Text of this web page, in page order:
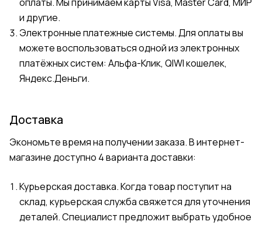
и другие.
Электронные платежные системы. Для оплаты вы
можете воспользоваться одной из электронных
платёжных систем: Альфа-Клик, QIWI кошелек,
Яндекс.Деньги.
Доставка
Экономьте время на получении заказа. В интернет-
магазине доступно 4 варианта доставки:
Курьерская доставка. Когда товар поступит на
склад, курьерская служба свяжется для уточнения
деталей. Специалист предложит выбрать удобное